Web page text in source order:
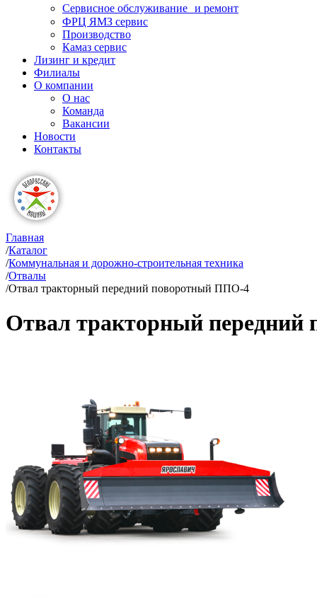
Сервисное обслуживание и ремонт
ФРЦ ЯМЗ сервис
Производство
Камаз сервис
Лизинг и кредит
Филиалы
О компании
О нас
Команда
Вакансии
Новости
Контакты
Главная
/Каталог
/Коммунальная и дорожно-строительная техника
/Отвалы
/Отвал тракторный передний поворотный ППО-4
Отвал тракторный